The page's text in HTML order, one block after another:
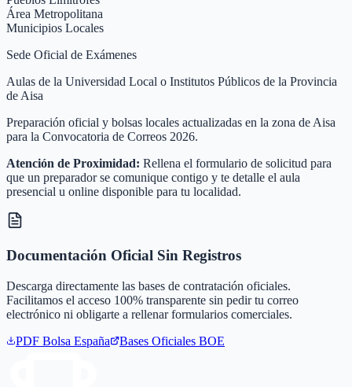
Área Metropolitana
Municipios Locales
Sede Oficial de Exámenes
Aulas de la Universidad Local o Institutos Públicos de la Provincia
de Aisa
Preparación oficial y bolsas locales actualizadas en la zona de Aisa
para la Convocatoria de Correos 2026.
Atención de Proximidad: Rellena el formulario de solicitud para
que un preparador se comunique contigo y te detalle el aula
presencial u online disponible para tu localidad.
Documentación Oficial Sin Registros
Descarga directamente las bases de contratación oficiales.
Facilitamos el acceso 100% transparente sin pedir tu correo
electrónico ni obligarte a rellenar formularios comerciales.
PDF Bolsa España Bases Oficiales BOE